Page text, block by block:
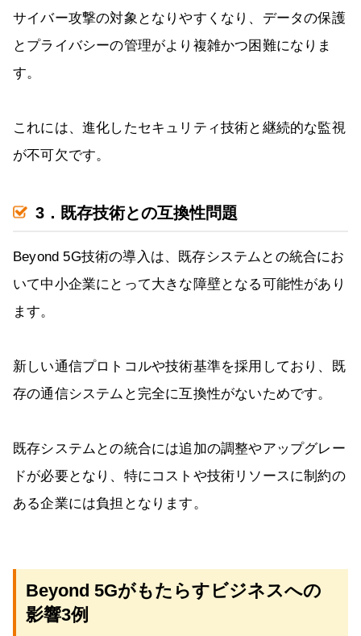
サイバー攻撃の対象となりやすくなり、データの保護
とプライバシーの管理がより複雑かつ困難になりま
す。
これには、進化したセキュリティ技術と継続的な監視
が不可欠です。
3．既存技術との互換性問題
Beyond 5G技術の導入は、既存システムとの統合にお
いて中小企業にとって大きな障壁となる可能性があり
ます。
新しい通信プロトコルや技術基準を採用しており、既
存の通信システムと完全に互換性がないためです。
既存システムとの統合には追加の調整やアップグレー
ドが必要となり、特にコストや技術リソースに制約の
ある企業には負担となります。
Beyond 5Gがもたらすビジネスへの
影響3例